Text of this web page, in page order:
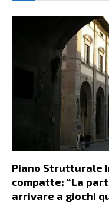
Piano Strutturale
compatte: “La
arrivare a giochi